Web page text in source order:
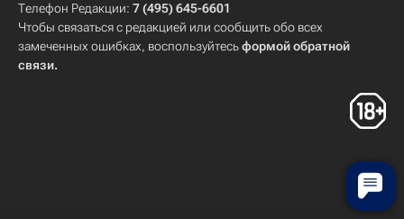
Телефон Редакции: 7 (495) 645-6601
Чтобы связаться с редакцией или сообщить обо всех
замеченных ошибках, воспользуйтесьформой обратной
связи.